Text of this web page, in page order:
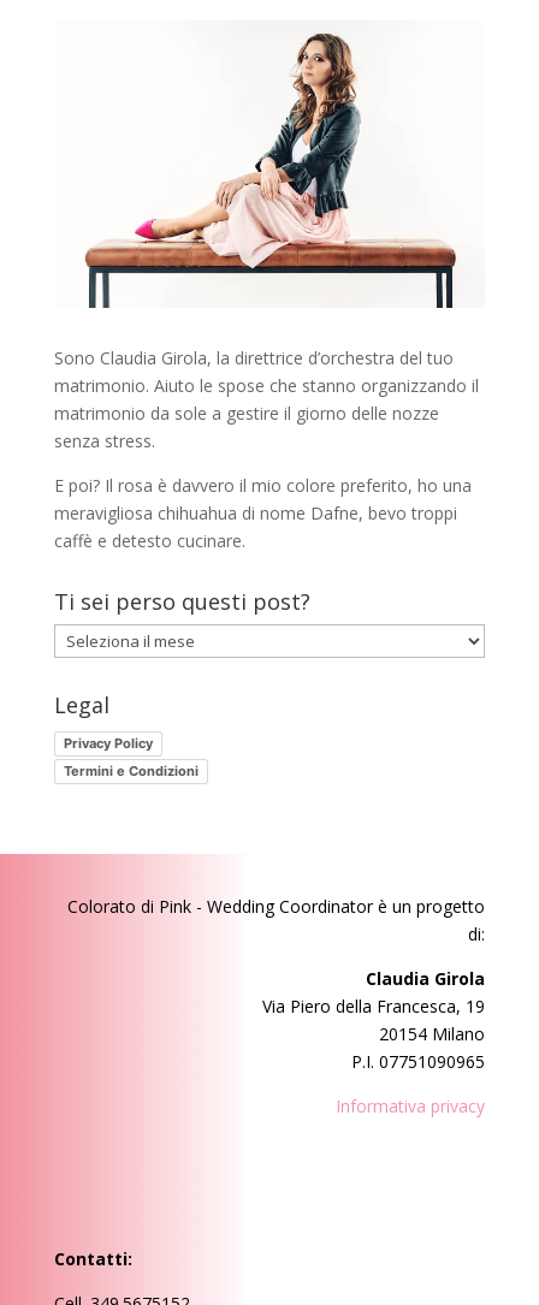
Sono Claudia Girola, la direttrice d’orchestra del tuo
matrimonio. Aiuto le spose che stanno organizzando il
matrimonio da sole a gestire il giorno delle nozze
senza stress.
E poi? Il rosa è davvero il mio colore preferito, ho una
meravigliosa chihuahua di nome Dafne, bevo troppi
caffè e detesto cucinare.
Ti sei perso questi post?
sei
perso
questi
post?
Legal
Privacy Policy
Termini e Condizioni
Colorato di Pink - Wedding Coordinatorè un progetto
di:
Claudia Girola
Via Piero della Francesca, 19
20154 Milano
P.I. 07751090965
Informativa privacy
Contatti: